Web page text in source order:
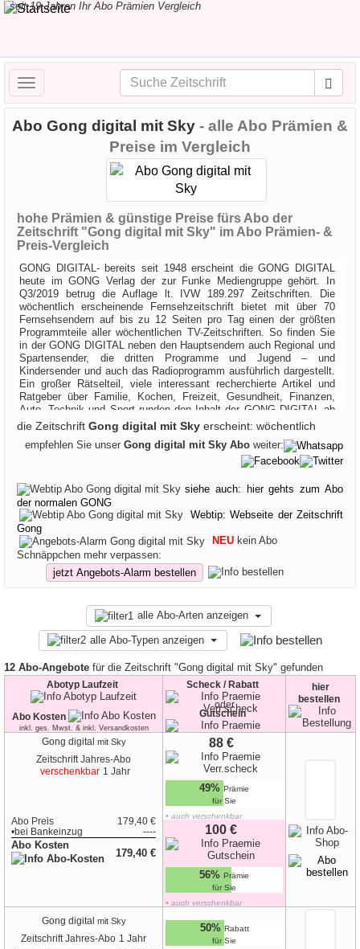
seit 19 Jahren Ihr Abo Prämien Vergleich
Toggle
navigation
Abo Gong digital mit Sky - alle Abo Prämien &
Preise im Vergleich
hohe Prämien & günstige Preise fürs Abo der
Zeitschrift "Gong digital mit Sky" im Abo Prämien- &
Preis-Vergleich
GONG DIGITAL- bereits seit 1948 erscheint die GONG DIGITAL
heute im GONG Verlag der zur Funke Mediengruppe gehört. In
Q3/2019 betrug die Auflage lt. IVW 189.297 Zeitschriften. Die
wöchentlich erscheinende Fernsehzeitschrift bietet mit über 70
Fernsehsendern auf bis zu 12 Seiten pro Tag einen der größten
Programmteile aller wöchentlichen TV-Zeitschriften. So finden Sie
in der GONG DIGITAL neben den Hauptsendern auch Regional und
Spartensender, die dritten Programme und Jugend – und
Kindersender und auch das Radioprogramm ausführlich dargestellt.
Ein großer Rätselteil, viele interessant recherchierte Artikel und
Ratgeber über Familie, Kochen, Freizeit, Gesundheit, Finanzen,
Auto, Technik und Sport runden den Inhalt der GONG DIGITAL ab
und machen Sie so zu mehr als nur einer Fernsehzeitschrift. Die
Zeitschriften Bild + Funk und HÖRZU gehören ebenfalls zur Funke
Mediengruppe und die Programmteile sind nahezu identisch. Alle
vier Wochen enthält Gong DIGITAL mit Sky zudem ein
Digitalprogramm informiert. Sie finden fürs Abo der GONG DIGITAL
viele interessante Angebote bei uns im Abo Preis- und Prämien-
Vergleich und können Ihr GONG DIGITAL Abo gleich selbst im
Shop mit der höchsten Prämie online bestellen:
die Zeitschrift Gong digital mit Sky erscheint: wöchentlich
empfehlen Sie unser Gong digital mit Sky Abo weiter:
siehe auch: hier gehts zum Abo
der normalen GONG
Webtip: Webseite der Zeitschrift
Gong
NEU kein Abo
Schnäppchen mehr verpassen:
jetzt Angebots-Alarm bestellen
alle Abo-Arten anzeigen
alle Abo-Typen anzeigen
12 Abo-Angebote für die Zeitschrift "Gong digital mit Sky" gefunden
Abotyp Laufzeit
Abo Kosten
inkl. ges. Mwst. & inkl. Versandkosten
Scheck / Rabatt
oder
Gutschein
hier
bestellen
Gong digital mit Sky
Zeitschrift Jahres-Abo
verschenkbar 1 Jahr
Abo Preis
179,40 €
•bei Bankeinzug ----
Abo Kosten
179,40 €
88 €
49% Prämie
für Sie
• auch verschenkbar
zur Geschenk-Karte
100 €
56% Prämie
für Sie
• auch verschenkbar
Gong digital mit Sky
Zeitschrift Jahres-Abo 1 Jahr
50% Rabatt
für Sie